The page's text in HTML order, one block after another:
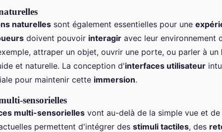
naturelles sont également essentielles pour une
doivent pouvoir interagir avec leur environnement
attraper un objet, ouvrir une porte, ou parler à un
et naturelle. La conception d'interfaces utilisateur
pour maintenir cette immersion.
sensorielles
multi-sensorielles vont au-delà de la simple vue et de
permettent d'intégrer des stimuli tactiles, des